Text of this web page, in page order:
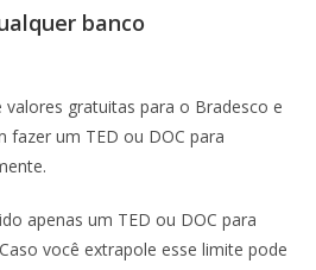
banco
gratuitas para o Bradesco e
fazer um TED ou DOC para
apenas um TED ou DOC para
você extrapole esse limite pode